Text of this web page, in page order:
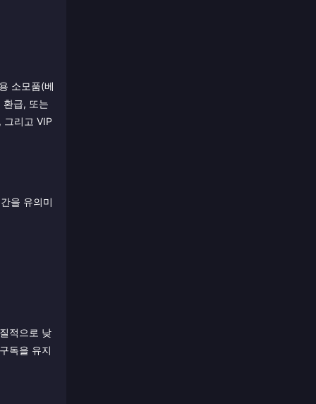
소모품(베
환급, 또는
그리고 VIP
을 유의미
적으로 낮
독을 유지